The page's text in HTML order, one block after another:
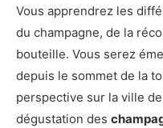
Vous apprendrez les
du champagne, de la
bouteille. Vous serez
depuis le sommet de la
perspective sur la ville
dégustation des